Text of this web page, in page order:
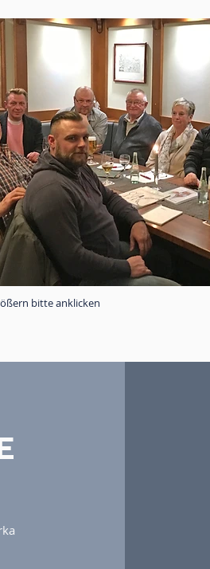
bitte anklicken